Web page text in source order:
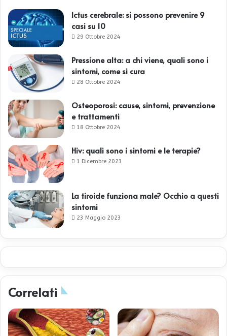
Ictus cerebrale: si possono prevenire 9
casi su 10
29 Ottobre 2024
Pressione alta: a chi viene, quali sono i
sintomi, come si cura
28 Ottobre 2024
Osteoporosi: cause, sintomi, prevenzione
e trattamenti
18 Ottobre 2024
Hiv: quali sono i sintomi e le terapie?
1 Dicembre 2023
La tiroide funziona male? Occhio a questi
sintomi
23 Maggio 2023
Correlati